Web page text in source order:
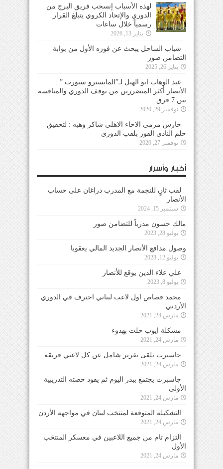
لهذه الأسباب إنسحب فريق البرج من
الدوري والإتحاد الكروي يتبلغ القرار
رسمياً خلال ساعات
يناير 13, 2026
شباب الساحل يبحث عن فوزه الأول من بوابة
التضامن صور
يناير 26, 2025
عبد الوهاب ابو الهيل لـ”المايسترو سبورت ” :
الأنصار أكثر المتضررين من توقف الدوري والمنافسة
بين 7 فرق
نوفمبر 29, 2020
حارس مرمى الاخاء الاهلي شاكر وهبه : لتحقيق
حلم النادي الفوز بلقب الدوري
نوفمبر 27, 2020
أخبار وأسرار
لقب ثانٍ للنجمة مع المدرب دراغان على حساب
الأنصار
سبتمبر 15, 2024
مالك حسون مدرباً للتضامن صور
يوليو 28, 2023
وصول مدافع الأنصار الجديد المالي يعقوبا
يوليو 12, 2023
علي علاء الدين يوقع للأنصار
يوليو 8, 2023
محمد قصاص اول لاعب لبناني احترف في الدوري
الأردني
مارس 24, 2021
مشكلة ايوب حلت بهدوء
مارس 24, 2021
جاسبرت تلقى تقرير شامل عن كل لاعبي فريقه
مارس 24, 2021
جاسبرت يجتمع ببدر اليوم ثم يقود حصته التدريبية
الأولى
مارس 24, 2021
التشكيلة المتوقعة لمنتخب لبنان في مواجهة الأردن
مارس 24, 2021
التزام تام من جميع اللاعبين في معسكر المنتخب
الأول
مارس 24, 2021